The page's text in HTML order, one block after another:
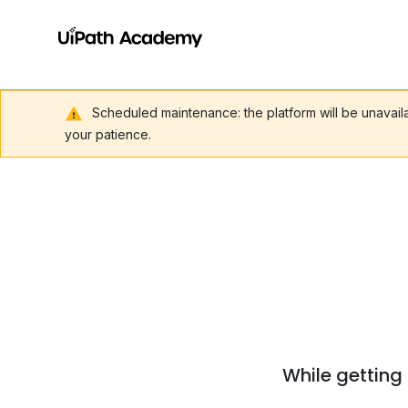
Scheduled maintenance: the platform will be
your patience.
While getting